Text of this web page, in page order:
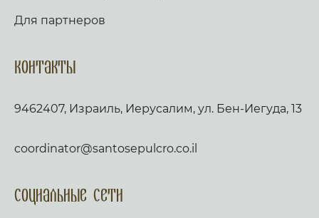
Для партнеров
Контакты
9462407, Израиль, Иерусалим, ул. Бен-Иегуда, 13
coordinator@santosepulcro.co.il
Социальные сети